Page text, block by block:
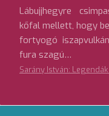
Lábujjhegyre
kőfal mellett, hogy
fortyogó
fura szagú…
Sarány István: Legendák